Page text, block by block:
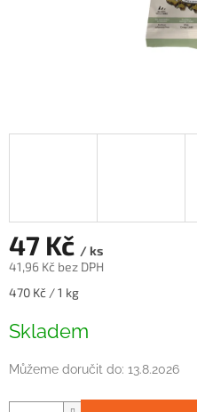
47 Kč / ks
41,96 Kč bez DPH
Měrná
470 Kč / 1 kg
Skladem
Můžeme doručit do: 13.8.2026